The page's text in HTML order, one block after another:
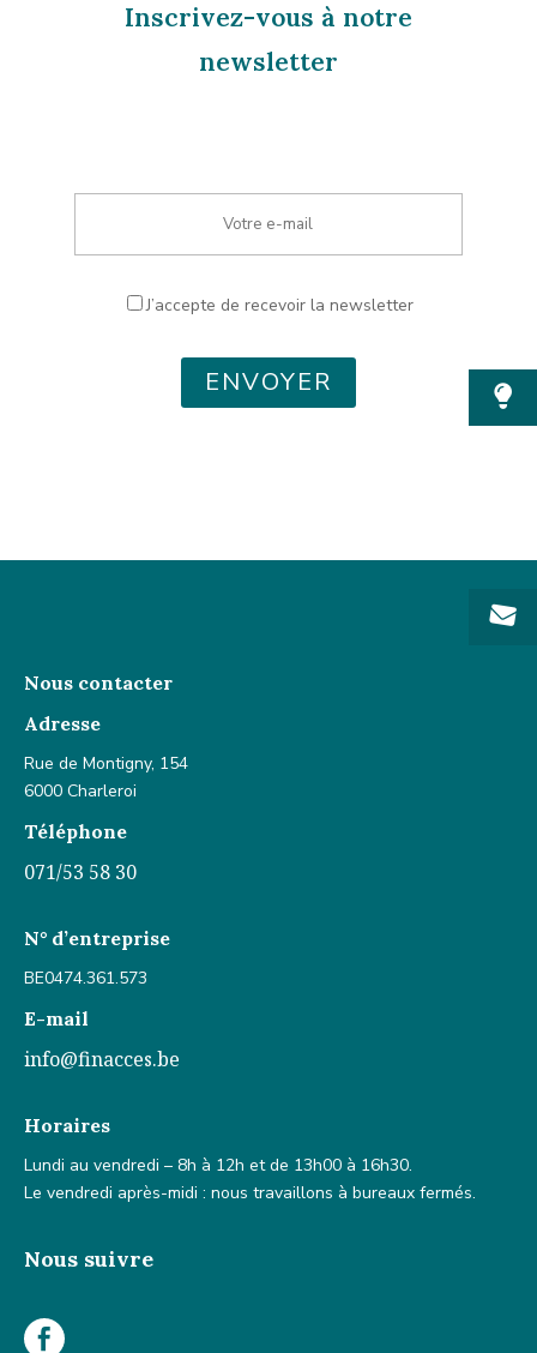
Inscrivez-vous à notre
newsletter
J’accepte de recevoir la newsletter
ENVOYER
Nous contacter
Adresse
Rue de Montigny, 154
6000 Charleroi
Téléphone
071/53 58 30
N° d’entreprise
BE0474.361.573
E-mail
info@finacces.be
Horaires
Lundi au vendredi – 8h à 12h et de 13h00 à 16h30.
Le vendredi après-midi : nous travaillons à bureaux fermés.
Nous suivre
